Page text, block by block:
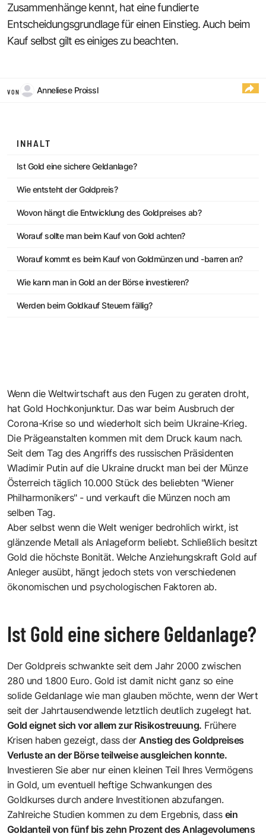
Zusammenhänge kennt, hat eine fundierte
Entscheidungsgrundlage für einen Einstieg. Auch beim
Kauf selbst gilt es einiges zu beachten.
VON Anneliese Proissl
INHALT
Ist Gold eine sichere Geldanlage?
Wie entsteht der Goldpreis?
Wovon hängt die Entwicklung des Goldpreises ab?
Worauf sollte man beim Kauf von Gold achten?
Worauf kommt es beim Kauf von Goldmünzen und -barren an?
Wie kann man in Gold an der Börse investieren?
Werden beim Goldkauf Steuern fällig?
Wenn die Weltwirtschaft aus den Fugen zu geraten droht,
hat Gold Hochkonjunktur. Das war beim Ausbruch der
Corona-Krise so und wiederholt sich beim Ukraine-Krieg.
Die Prägeanstalten kommen mit dem Druck kaum nach.
Seit dem Tag des Angriffs des russischen Präsidenten
Wladimir Putin auf die Ukraine druckt man bei der Münze
Österreich täglich 10.000 Stück des beliebten "Wiener
Philharmonikers" - und verkauft die Münzen noch am
selben Tag.
Aber selbst wenn die Welt weniger bedrohlich wirkt, ist
glänzende Metall als Anlageform beliebt. Schließlich besitzt
Gold die höchste Bonität. Welche Anziehungskraft Gold auf
Anleger ausübt, hängt jedoch stets von verschiedenen
ökonomischen und psychologischen Faktoren ab.
Ist Gold eine sichere Geldanlage?
Der Goldpreis schwankte seit dem Jahr 2000 zwischen
280 und 1.800 Euro. Gold ist damit nicht ganz so eine
solide Geldanlage wie man glauben möchte, wenn der Wert
seit der Jahrtausendwende letztlich deutlich zugelegt hat.
Gold eignet sich vor allem zur Risikostreuung. Frühere
Krisen haben gezeigt, dass der Anstieg des Goldpreises
Verluste an der Börse teilweise ausgleichen konnte.
Investieren Sie aber nur einen kleinen Teil Ihres Vermögens
in Gold, um eventuell heftige Schwankungen des
Goldkurses durch andere Investitionen abzufangen.
Zahlreiche Studien kommen zu dem Ergebnis, dass ein
Goldanteil von fünf bis zehn Prozent des Anlagevolumens